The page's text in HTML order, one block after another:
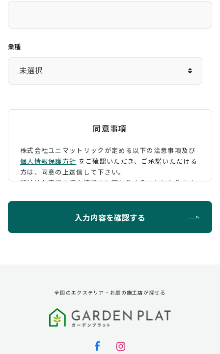
業種
同意事項
株式会社ユニマットリックが定める以下の注意事項及び
個人情報保護方針 をご確認いただき、 ご承諾いただける
方は、同意の上送信して下さい。
弊社はお客様の個人情報をお預かりすることになります
ように定め、保護に努めております。
第三者への提供
弊社は法律で定められている場合を除いて、お客様の個
入力内容を確認する
全国のエクステリア・お庭の施工店が探せる